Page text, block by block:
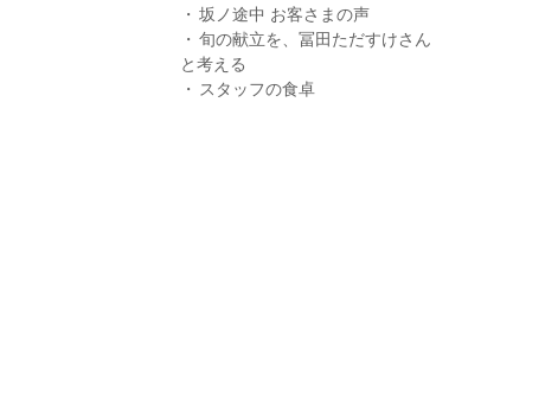
坂ノ途中 お客さまの声
旬の献立を、冨田ただすけさん
と考える
スタッフの食卓